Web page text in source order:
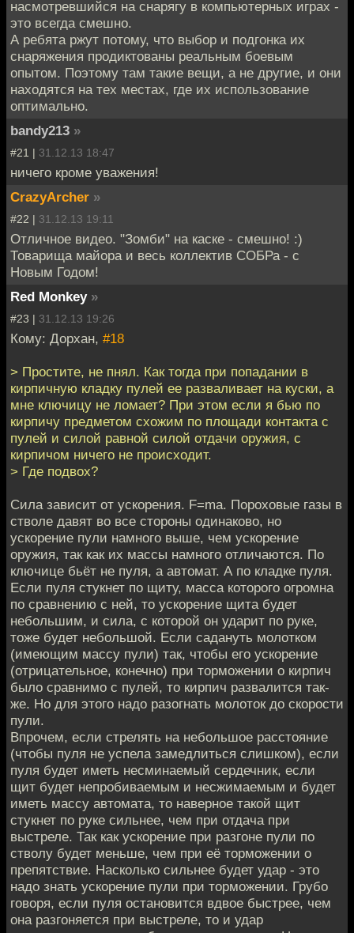
насмотревшийся на снарягу в компьютерных играх -
это всегда смешно.
А ребята ржут потому, что выбор и подгонка их
снаряжения продиктованы реальным боевым
опытом. Поэтому там такие вещи, а не другие, и они
находятся на тех местах, где их использование
оптимально.
bandy213 »
#21 | 31.12.13 18:47
ничего кроме уважения!
CrazyArcher »
#22 | 31.12.13 19:11
Отличное видео. "Зомби" на каске - смешно! :)
Товарища майора и весь коллектив СОБРа - с
Новым Годом!
Red Monkey »
#23 | 31.12.13 19:26
Кому: Дорхан, #18
> Простите, не пнял. Как тогда при попадании в
кирпичную кладку пулей ее разваливает на куски, а
мне ключицу не ломает? При этом если я бью по
кирпичу предметом схожим по площади контакта с
пулей и силой равной силой отдачи оружия, с
кирпичом ничего не происходит.
> Где подвох?
Сила зависит от ускорения. F=ma. Пороховые газы в
стволе давят во все стороны одинаково, но
ускорение пули намного выше, чем ускорение
оружия, так как их массы намного отличаются. По
ключице бьёт не пуля, а автомат. А по кладке пуля.
Если пуля стукнет по щиту, масса которого огромна
по сравнению с ней, то ускорение щита будет
небольшим, и сила, с которой он ударит по руке,
тоже будет небольшой. Если садануть молотком
(имеющим массу пули) так, чтобы его ускорение
(отрицательное, конечно) при торможении о кирпич
было сравнимо с пулей, то кирпич развалится так-
же. Но для этого надо разогнать молоток до скорости
пули.
Впрочем, если стрелять на небольшое расстояние
(чтобы пуля не успела замедлиться слишком), если
пуля будет иметь несминаемый сердечник, если
щит будет непробиваемым и несжимаемым и будет
иметь массу автомата, то наверное такой щит
стукнет по руке сильнее, чем при отдача при
выстреле. Так как ускорение при разгоне пули по
стволу будет меньше, чем при её торможении о
препятствие. Насколько сильнее будет удар - это
надо знать ускорение пули при торможении. Грубо
говоря, если пуля остановится вдвое быстрее, чем
она разгоняется при выстреле, то и удар